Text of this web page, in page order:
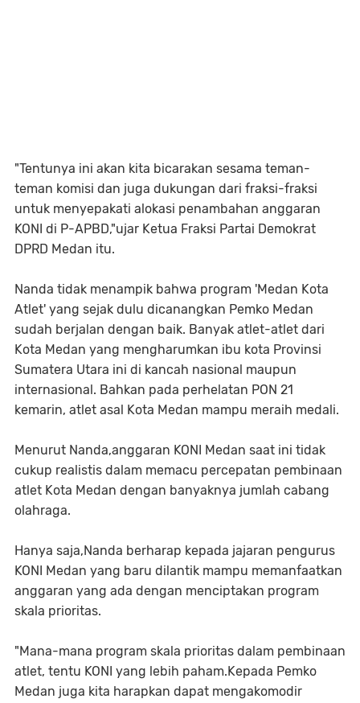
"Tentunya ini akan kita bicarakan sesama teman-
teman komisi dan juga dukungan dari fraksi-fraksi
untuk menyepakati alokasi penambahan anggaran
KONI di P-APBD,"ujar Ketua Fraksi Partai Demokrat
DPRD Medan itu.
Nanda tidak menampik bahwa program 'Medan Kota
Atlet' yang sejak dulu dicanangkan Pemko Medan
sudah berjalan dengan baik. Banyak atlet-atlet dari
Kota Medan yang mengharumkan ibu kota Provinsi
Sumatera Utara ini di kancah nasional maupun
internasional. Bahkan pada perhelatan PON 21
kemarin, atlet asal Kota Medan mampu meraih medali.
Menurut Nanda,anggaran KONI Medan saat ini tidak
cukup realistis dalam memacu percepatan pembinaan
atlet Kota Medan dengan banyaknya jumlah cabang
olahraga.
Hanya saja,Nanda berharap kepada jajaran pengurus
KONI Medan yang baru dilantik mampu memanfaatkan
anggaran yang ada dengan menciptakan program
skala prioritas.
"Mana-mana program skala prioritas dalam pembinaan
atlet, tentu KONI yang lebih paham.Kepada Pemko
Medan juga kita harapkan dapat mengakomodir